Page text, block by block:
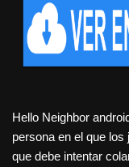
Hello Neighbor
persona en el que
que debe intentar